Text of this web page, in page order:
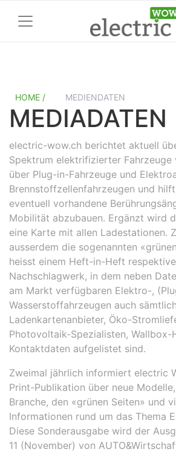
HOME / MEDIENDATEN
MEDIADATEN
electric-wow.ch berichtet aktuell
Spektrum elektrifizierter Fahrzeuge
über Plug-in-Fahrzeuge und
Brennstoffzellenfahrzeugen und
eventuell vorhandene
Mobilität abzubauen. Ergänzt wird
eine Karte mit allen Ladestationen.
ausserdem die sogenannten
heisst einem Heft-in-Heft
Nachschlagwerk, in dem neben
am Markt verfügbaren Elektro-,
Wasserstoffahrzeugen auch
Ladenkartenanbieter, Öko-
Photovoltaik-Spezialisten, Wallbox-
Kontaktdaten aufgelistet sind.
Zweimal jährlich informiert electric
Print-Publikation über neue
Branche, den «grünen Seiten» und
Informationen rund um das Thema
Diese Sonderausgabe wird der
11 (November) von